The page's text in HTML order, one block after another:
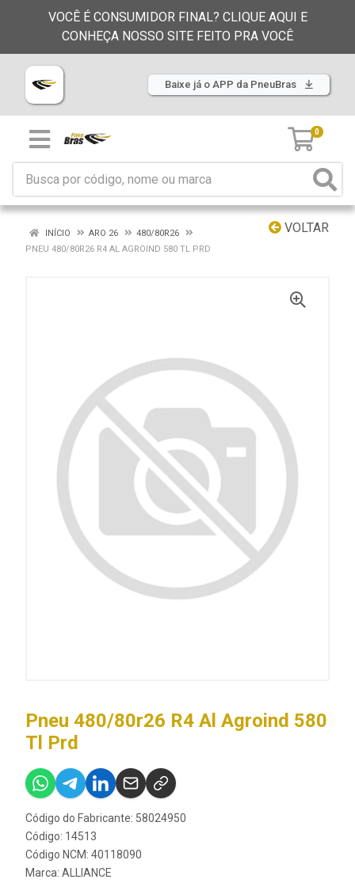
VOCÊ É CONSUMIDOR FINAL? CLIQUE AQUI E
CONHEÇA NOSSO SITE FEITO PRA VOCÊ
Baixe já o APP da PneuBras
0
VOLTAR
INÍCIO ARO 26
480/80R26
PNEU 480/80R26 R4 AL AGROIND 580 TL PRD
Pneu 480/80r26 R4 Al Agroind 580
Tl Prd
Código do Fabricante: 58024950
Código: 14513
Código NCM: 40118090
Marca: ALLIANCE